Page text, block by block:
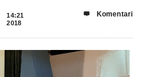
14:21
2018
 Komentari